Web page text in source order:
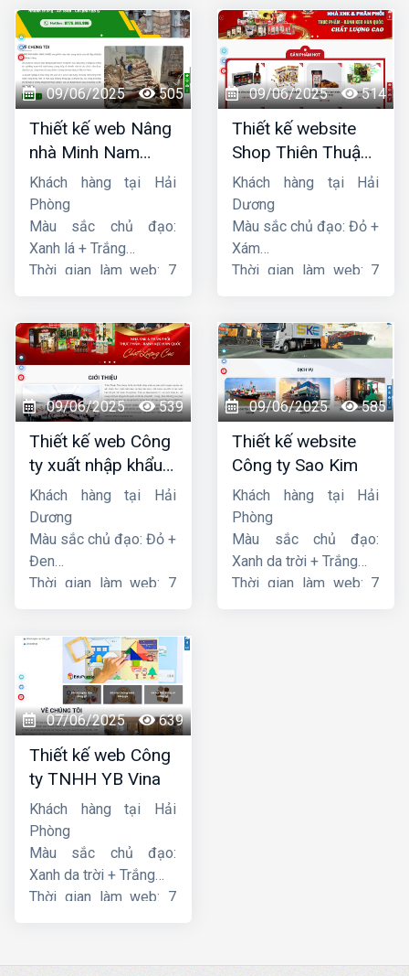
09/06/2025 505
Thiết kế web Nâng
nhà Minh Nam
Hoàng
Khách hàng tại Hải
Phòng
Màu sắc chủ đạo:
Xanh lá + Trắng
Thời gian làm web: 7
09/06/2025 514
Thiết kế website
Shop Thiên Thuận
Phát
Khách hàng tại Hải
Dương
Màu sắc chủ đạo: Đỏ +
Xám
Thời gian làm web: 7
09/06/2025 539
Thiết kế web Công
ty xuất nhập khẩu
Thiên Thuận Phát
Khách hàng tại Hải
Dương
Màu sắc chủ đạo: Đỏ +
Đen
Thời gian làm web: 7
09/06/2025 585
Thiết kế website
Công ty Sao Kim
Khách hàng tại Hải
Phòng
Màu sắc chủ đạo:
Xanh da trời + Trắng
Thời gian làm web: 7
07/06/2025 639
Thiết kế web Công
ty TNHH YB Vina
Khách hàng tại Hải
Phòng
Màu sắc chủ đạo:
Xanh da trời + Trắng
Thời gian làm web: 7